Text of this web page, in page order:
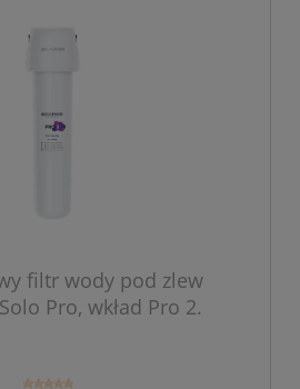
filtr wody pod zlew
Pro, wkład Pro 2.